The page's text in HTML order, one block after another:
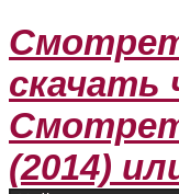
скачать
(2014)